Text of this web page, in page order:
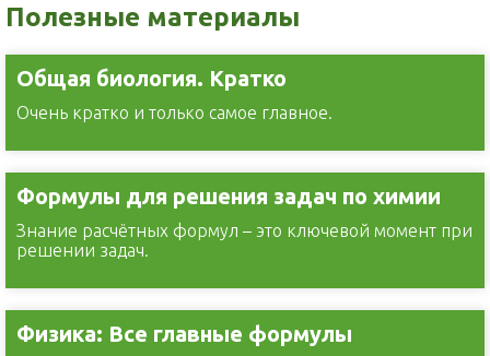
Полезные материалы
Общая биология. Кратко
Очень кратко и только самое главное.
Формулы для решения задач по химии
Знание расчётных формул – это ключевой момент при
решении задач.
Физика: Все главные формулы